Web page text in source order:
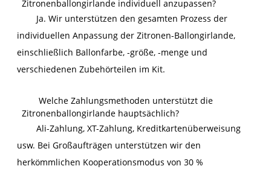
Zitronenballongirlande individuell anzupassen?
Ja. Wir unterstützen den gesamten Prozess der
individuellen Anpassung der Zitronen-Ballongirlande,
einschließlich Ballonfarbe, -größe, -menge und
verschiedenen Zubehörteilen im Kit.
Welche Zahlungsmethoden unterstützt die
Zitronenballongirlande hauptsächlich?
Ali-Zahlung, XT-Zahlung, Kreditkartenüberweisung
usw. Bei Großaufträgen unterstützen wir den
herkömmlichen Kooperationsmodus von 30 %